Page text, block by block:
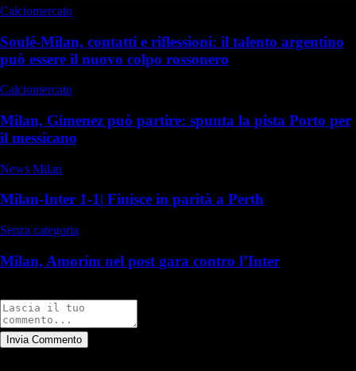
Calciomercato
Soulé-Milan, contatti e riflessioni: il talento argentino
può essere il nuovo colpo rossonero
Calciomercato
Milan, Gimenez può partire: spunta la pista Porto per
il messicano
News Milan
Milan-Inter 1-1| Finisce in parità a Perth
Senza categoria
Milan, Amorim nel post gara contro l’Inter
Invia Commento